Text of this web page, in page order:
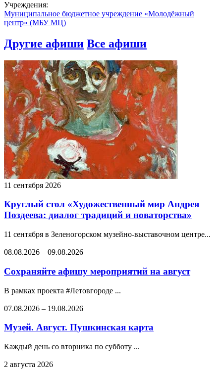
Учреждения:
Муниципальное бюджетное учреждение «Молодёжный
центр» (МБУ МЦ)
Другие афиши Все афиши
11 сентября 2026
Круглый стол «Художественный мир Андрея
Поздеева: диалог традиций и новаторства»
11 сентября в Зеленогорском музейно-выставочном центре...
08.08.2026 – 09.08.2026
Сохраняйте афишу мероприятий на август
В рамках проекта #Летовгороде ...
07.08.2026 – 19.08.2026
Музей. Август. Пушкинская карта
Каждый день со вторника по субботу ...
2 августа 2026